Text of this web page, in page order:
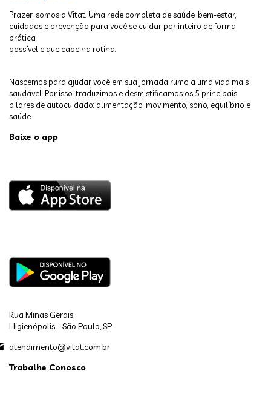
Prazer, somos a Vitat. Uma rede completa de saúde, bem-estar,
cuidados e prevenção para você se cuidar por inteiro de forma
prática,
possível e que cabe na rotina.
Nascemos para ajudar você em sua jornada rumo a uma vida mais
saudável. Por isso, traduzimos e desmistificamos os 5 principais
pilares de autocuidado: alimentação, movimento, sono, equilíbrio e
saúde.
Baixe o app
Rua Minas Gerais,
Higienópolis - São Paulo, SP
atendimento@vitat.com.br
Trabalhe Conosco